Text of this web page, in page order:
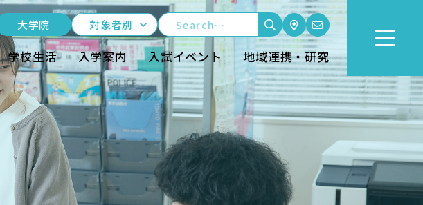
学校生活 入学案内 入試イベント 地域連携・研究
大学院 対象者別